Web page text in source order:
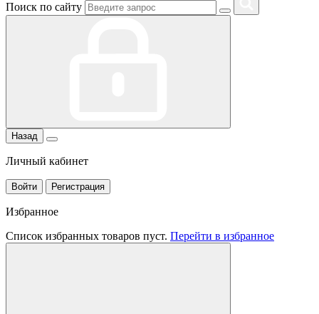
Поиск по сайту
Назад
Личный кабинет
Войти Регистрация
Избранное
Список избранных товаров пуст. Перейти в избранное